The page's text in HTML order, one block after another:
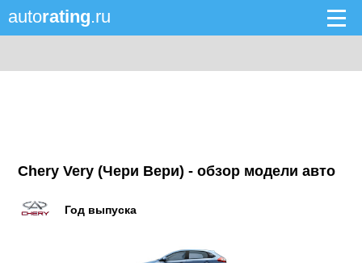
autorating.ru
Chery Very (Чери Вери) - обзор модели авто
Год выпуска